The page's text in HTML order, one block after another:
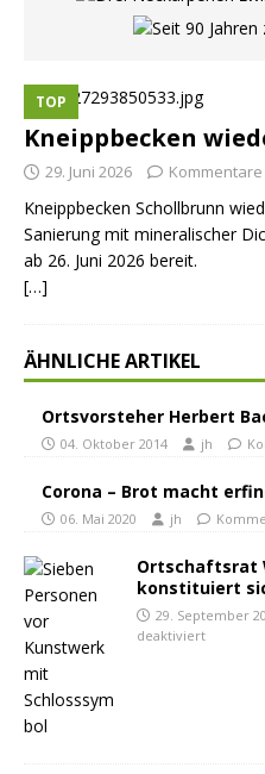
TOP
Kneippbecken
29. Juni 2026
Kneippbecken Schollbrunn
Sanierung mit mineralischer
ab 26. Juni 2026 bereit.
[…]
ÄHNLICHE ARTIKEL
Ortsvorsteher Herbert
04. Oktober 2014 jh
Corona – Brot macht
06. Mai 2020 jh
Ortschaftsrat
konstituiert
29. September
deaktiviert